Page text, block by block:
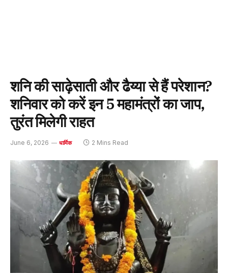
शनि की साढ़ेसाती और ढैय्या से हैं परेशान?
शनिवार को करें इन 5 महामंत्रों का जाप,
तुरंत मिलेगी राहत
June 6, 2026 धार्मिक 2 Mins Read